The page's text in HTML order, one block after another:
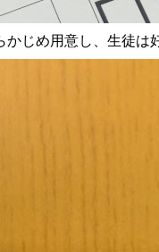
じめ用意し、生徒は